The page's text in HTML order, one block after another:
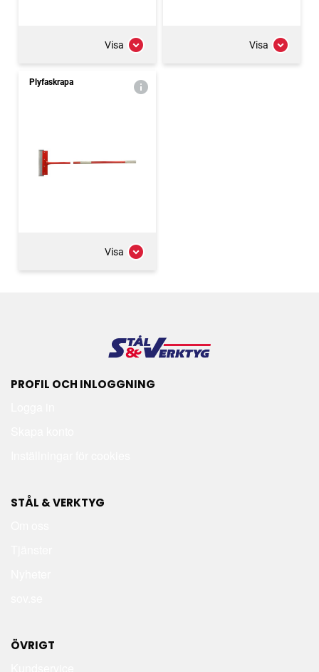
Visa Visa
Plyfaskrapa
Visa
PROFIL OCH INLOGGNING
STÅL & VERKTYG
ÖVRIGT